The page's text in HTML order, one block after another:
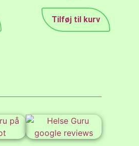
Tilføj til kurv